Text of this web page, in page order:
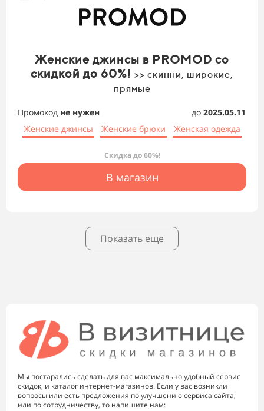
Женские джинсы в PROMOD со
скидкой до 60%! >> скинни, широкие,
прямые
Промокод не нужен до 2025.05.11
Женские джинсы
Женские брюки Женская одежда
Скидка до 60%!
В магазин
Показать еще
Мы постарались сделать для вас максимально удобный сервис
скидок, и каталог интернет-магазинов. Если у вас возникли
вопросы или есть предложения по улучшению сервиса сайта,
или по сотрудничеству, то напишите нам: